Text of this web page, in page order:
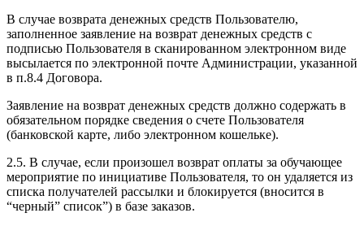
В случае возврата денежных средств Пользователю,
заполненное заявление на возврат денежных средств с
подписью Пользователя в сканированном электронном виде
высылается по электронной почте Администрации, указанной
в п.8.4 Договора.
Заявление на возврат денежных средств должно содержать в
обязательном порядке сведения о счете Пользователя
(банковской карте, либо электронном кошельке).
2.5. В случае, если произошел возврат оплаты за обучающее
мероприятие по инициативе Пользователя, то он удаляется из
списка получателей рассылки и блокируется (вносится в
“черный” список”) в базе заказов.